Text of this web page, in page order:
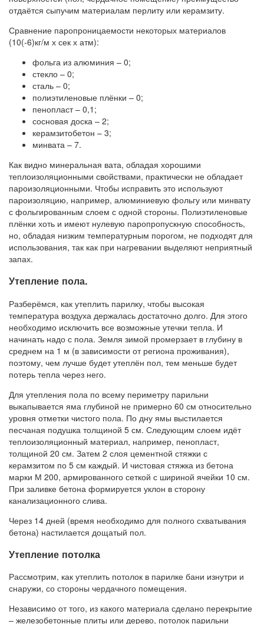
отдаётся сыпучим материалам перлиту или керамзиту.
Сравнение паропроницаемости некоторых материалов
(10(-6)кг/м х сек х атм):
фольга из алюминия – 0;
стекло – 0;
сталь – 0;
полиэтиленовые плёнки – 0;
пенопласт – 0,1;
сосновая доска – 2;
керамзитобетон – 3;
минвата – 7.
Как видно минеральная вата, обладая хорошими
теплоизоляционными свойствами, практически не обладает
пароизоляционными. Чтобы исправить это используют
пароизоляцию, например, алюминиевую фольгу или минвату
с фольгированным слоем с одной стороны. Полиэтиленовые
плёнки хоть и имеют нулевую паропропускную способность,
но, обладая низким температурным порогом, не подходят для
использования, так как при нагревании выделяют неприятный
запах.
Утепление пола.
Разберёмся, как утеплить парилку, чтобы высокая
температура воздуха держалась достаточно долго. Для этого
необходимо исключить все возможные утечки тепла. И
начинать надо с пола. Земля зимой промерзает в глубину в
среднем на 1 м (в зависимости от региона проживания),
поэтому, чем лучше будет утеплён пол, тем меньше будет
потерь тепла через него.
Для утепления пола по всему периметру парильни
выкапывается яма глубиной не примерно 60 см относительно
уровня отметки чистого пола. По дну ямы выстилается
песчаная подушка толщиной 5 см. Следующим слоем идёт
теплоизоляционный материал, например, пенопласт,
толщиной 20 см. Затем 2 слоя цементной стяжки с
керамзитом по 5 см каждый. И чистовая стяжка из бетона
марки М 200, армированного сеткой с шириной ячейки 10 см.
При заливке бетона формируется уклон в сторону
канализационного слива.
Через 14 дней (время необходимо для полного схватывания
бетона) настилается дощатый пол.
Утепление потолка
Рассмотрим, как утеплить потолок в парилке бани изнутри и
снаружи, со стороны чердачного помещения.
Независимо от того, из какого материала сделано перекрытие
– железобетонные плиты или дерево, потолок парильни